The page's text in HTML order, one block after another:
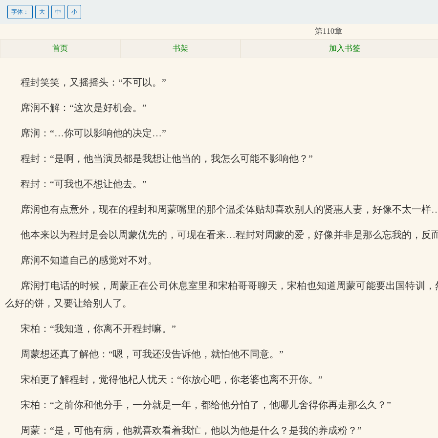
字体： 大 中 小
第110章
首页 书架 加入书签
程封笑笑，又摇摇头：“不可以。”
席润不解：“这次是好机会。”
席润：“…你可以影响他的决定…”
程封：“是啊，他当演员都是我想让他当的，我怎么可能不影响他？”
程封：“可我也不想让他去。”
席润也有点意外，现在的程封和周蒙嘴里的那个温柔体贴却喜欢别人的贤惠人妻，好像不太一样
他本来以为程封是会以周蒙优先的，可现在看来…程封对周蒙的爱，好像并非是那么忘我的，反
席润不知道自己的感觉对不对。
席润打电话的时候，周蒙正在公司休息室里和宋柏哥哥聊天，宋柏也知道周蒙可能要出国特训
么好的饼，又要让给别人了。
宋柏：“我知道，你离不开程封嘛。”
周蒙想还真了解他：“嗯，可我还没告诉他，就怕他不同意。”
宋柏更了解程封，觉得他杞人忧天：“你放心吧，你老婆也离不开你。”
宋柏：“之前你和他分手，一分就是一年，都给他分怕了，他哪儿舍得你再走那么久？”
周蒙：“是，可他有病，他就喜欢看着我忙，他以为他是什么？是我的养成粉？”